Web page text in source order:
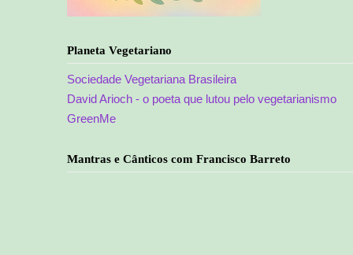
Planeta Vegetariano
Sociedade Vegetariana Brasileira
David Arioch - o poeta que lutou pelo vegetarianismo
GreenMe
Mantras e Cânticos com Francisco Barreto